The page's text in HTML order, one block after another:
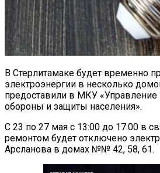
В Стерлитамаке будет временно
электроэнергии в несколько
предоставили в МКУ «Управление
обороны и защиты населения».
С 23 по 27 мая с 13:00 до 17:00 в
ремонтом будет отключено
Арсланова в домах №№ 42, 58, 61.